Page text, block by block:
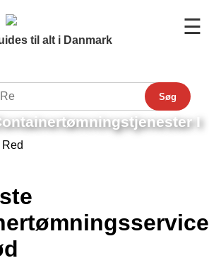
til alt i Danmark
☰
Søg
I